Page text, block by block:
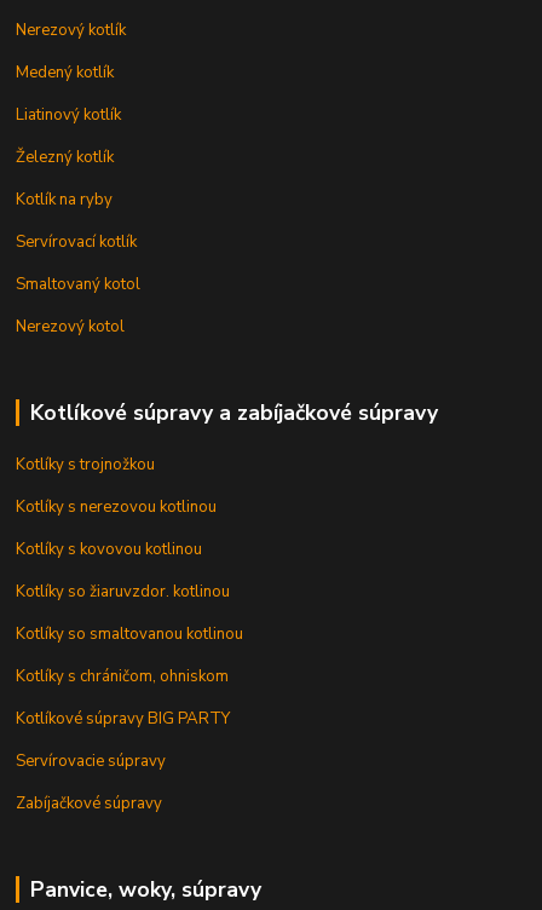
Nerezový kotlík
Medený kotlík
Liatinový kotlík
Železný kotlík
Kotlík na ryby
Servírovací kotlík
Smaltovaný kotol
Nerezový kotol
Kotlíkové súpravy a zabíjačkové súpravy
Kotlíky s trojnožkou
Kotlíky s nerezovou kotlinou
Kotlíky s kovovou kotlinou
Kotlíky so žiaruvzdor. kotlinou
Kotlíky so smaltovanou kotlinou
Kotlíky s chráničom, ohniskom
Kotlíkové súpravy BIG PARTY
Servírovacie súpravy
Zabíjačkové súpravy
Panvice, woky, súpravy